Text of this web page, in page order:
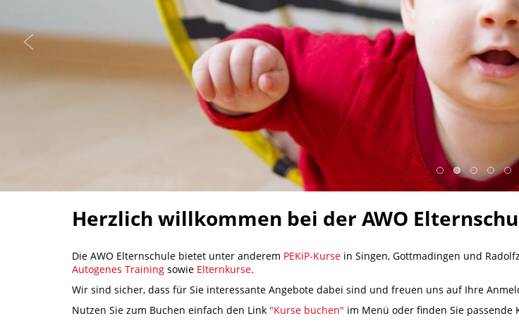
Herzlich willkommen bei der AWO
Die AWO Elternschule bietet unter anderem PEKiP-Kurse in Singen, Gottmadingen und
Autogenes Training sowie Elternkurse.
Wir sind sicher, dass für Sie interessante Angebote dabei sind und freuen uns auf Ihre
Nutzen Sie zum Buchen einfach den Link "Kurse buchen" im Menü oder finden Sie passende